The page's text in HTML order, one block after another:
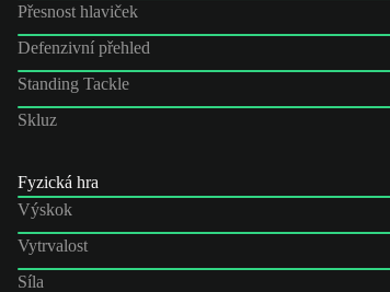
Přesnost hlaviček
Defenzivní přehled
Standing Tackle
Skluz
Fyzická hra
Výskok
Vytrvalost
Síla